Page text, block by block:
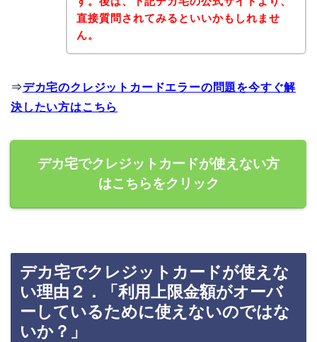
直接質問されてみるといいかもしれませ
ん。
⇒デカ宅のクレジットカードエラーの問題を今すぐ解
決したい方はこちら
デカ宅でクレジットカードが使えない方
はこちらをクリック
デカ宅でクレジットカードが使えな
い理由２．「利用上限金額がオーバ
ーしているために使えないのではな
いか？」